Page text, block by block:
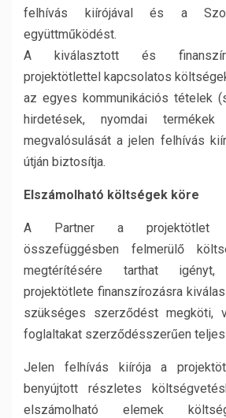
felhívás kiírójával és a
együttműködést.
A kiválasztott és
projektötlettel kapcsolatos
az egyes kommunikációs tételek
hirdetések, nyomdai
megvalósulását a jelen felhívás
útján biztosítja.
Elszámolható költségek köre
A Partner a projektötlet
összefüggésben felmerülő
megtérítésére tarthat
projektötlete finanszírozásra
szükséges szerződést megköti,
foglaltakat szerződésszerűen
Jelen felhívás kiírója a
benyújtott részletes
elszámolható elemek